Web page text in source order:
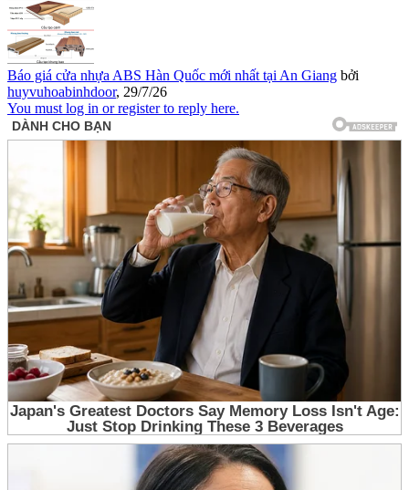
Báo giá cửa nhựa ABS Hàn Quốc mới nhất tại An Giang bởi
huyvuhoabinhdoor, 29/7/26
You must log in or register to reply here.